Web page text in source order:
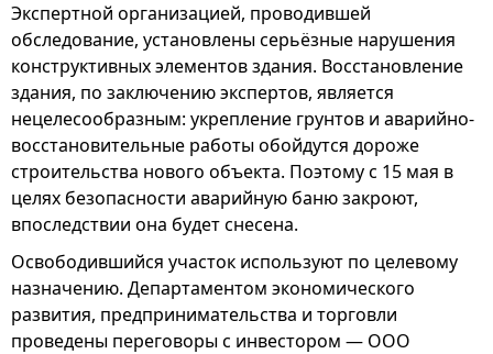
Экспертной организацией, проводившей
обследование, установлены серьёзные нарушения
конструктивных элементов здания. Восстановление
здания, по заключению экспертов, является
нецелесообразным: укрепление грунтов и аварийно-
восстановительные работы обойдутся дороже
строительства нового объекта. Поэтому с 15 мая в
целях безопасности аварийную баню закроют,
впоследствии она будет снесена.
Освободившийся участок используют по целевому
назначению. Департаментом экономического
развития, предпринимательства и торговли
проведены переговоры с инвестором — ООО